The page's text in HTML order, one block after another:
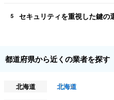
5 セキュリティを重視した鍵の
都道府県から近くの業者を探す
北海道
北海道